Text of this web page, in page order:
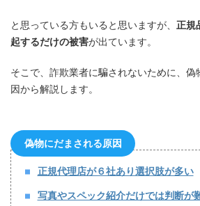
と思っている方もいると思いますが、 正規
起するだけの被害が出ています。
そこで、詐欺業者に騙されないために、
因から解説します。
偽物にだまされる原因
正規代理店が６社あり選択肢が多い
写真やスペック紹介だけでは判断が